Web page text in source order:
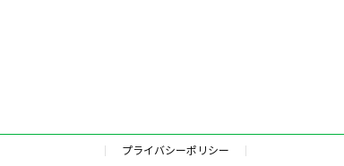
プライバシーポリシー